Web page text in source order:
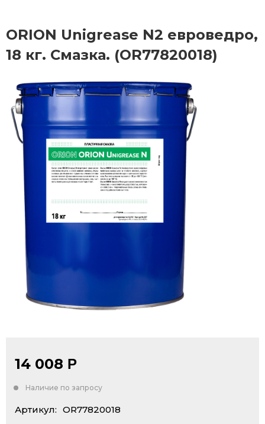
ORION Unigrease N2 евроведро,
18 кг. Смазка. (OR77820018)
14 008 Р
Наличие по запросу
Артикул: OR77820018